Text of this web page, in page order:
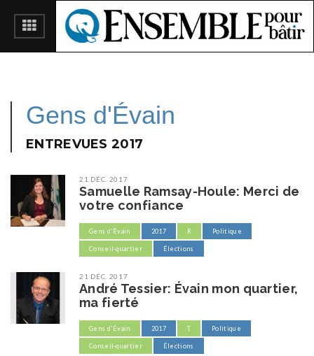
Gens d'Évain
ENTREVUES 2017
21 DÉC. 2017
Samuelle Ramsay-Houle: Merci de
votre confiance
Gens d'Évain 2017 R Politique
Conseil-quartier Élections
21 DÉC. 2017
​André Tessier: Évain mon quartier,
ma fierté
Gens d'Évain 2017 T Politique
Conseil-quartier Élections